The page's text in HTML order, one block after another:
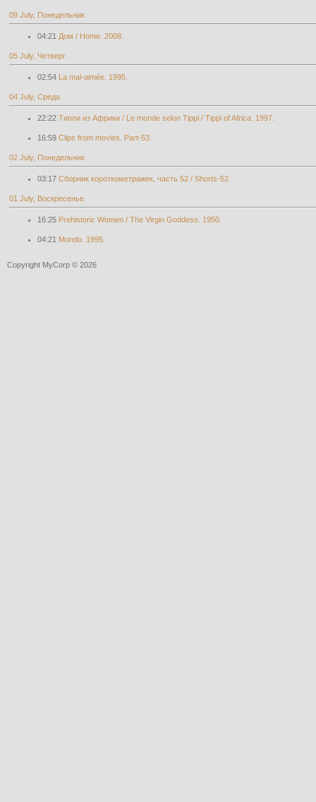
09 July, Понедельник
04:21 Дом / Home. 2008.
05 July, Четверг
02:54 La mal-aimée. 1995.
04 July, Среда
22:22 Типпи из Африки / Le monde selon Tippi / Tippi of Africa. 1997.
16:59 Clips from movies. Part-53.
02 July, Понедельник
03:17 Cборник короткометражек, часть 52 / Shorts-52.
01 July, Воскресенье
16:25 Prehistoric Women / The Virgin Goddess. 1950.
04:21 Mondo. 1995.
Copyright MyCorp © 2026